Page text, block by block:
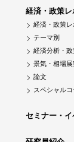
経済・政策レ
経済・政策
テーマ別
経済分析・
景気・相場展
論文
スペシャルコ
セミナー・イ